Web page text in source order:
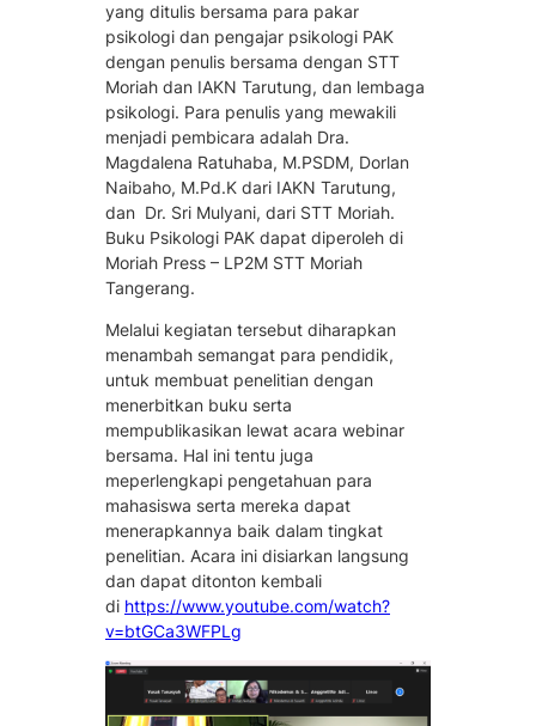
yang ditulis bersama para pakar
psikologi dan pengajar psikologi PAK
dengan penulis bersama dengan STT
Moriah dan IAKN Tarutung, dan lembaga
psikologi. Para penulis yang mewakili
menjadi pembicara adalah Dra.
Magdalena Ratuhaba, M.PSDM, Dorlan
Naibaho, M.Pd.K dari IAKN Tarutung,
dan Dr. Sri Mulyani, dari STT Moriah.
Buku Psikologi PAK dapat diperoleh di
Moriah Press – LP2M STT Moriah
Tangerang.
Melalui kegiatan tersebut diharapkan
menambah semangat para pendidik,
untuk membuat penelitian dengan
menerbitkan buku serta
mempublikasikan lewat acara webinar
bersama. Hal ini tentu juga
meperlengkapi pengetahuan para
mahasiswa serta mereka dapat
menerapkannya baik dalam tingkat
penelitian. Acara ini disiarkan langsung
dan dapat ditonton kembali
di https://www.youtube.com/watch?
v=btGCa3WFPLg